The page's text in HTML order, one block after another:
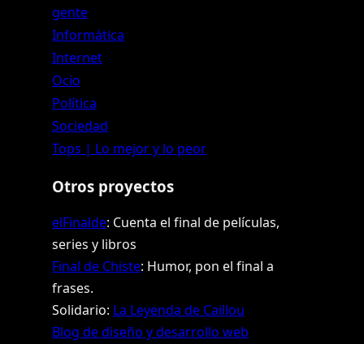
gente
Informática
Internet
Ocio
Política
Sociedad
Tops | Lo mejor y lo peor
Otros proyectos
elFinalde: Cuenta el final de películas,
series y libros
Final de Chiste: Humor, pon el final a
frases.
Solidario: La Leyenda de Caillou
Blog de diseño y desarrollo web